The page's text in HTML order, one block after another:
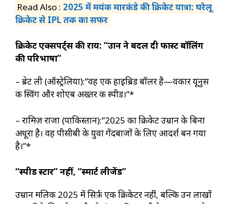
Read Also : 2025 में मयंक मारकंडे की क्रिकेट यात्रा: घरेलू
क्रिकेट से IPL तक का सफर
क्रिकेट एक्सपर्ट्स की राय: “उम्रान ने बदल दी फास्ट बॉलिंग
की परिभाषा”
– ब्रेट ली (ऑस्ट्रेलिया):”वह एक हाइब्रिड बॉलर है—वकार यूनुस
की स्विंग और शोएब अख्तर की स्पीड।”*
– रामिज़ राजा (पाकिस्तान):”2025 का क्रिकेट उम्रान के बिना
अधूरा है। वह पीसीबी के युवा गेंदबाजों के लिए आदर्श बन गया
है।”*
“स्पीड स्टार” नहीं, “स्मार्ट लीजेंड”
उम्रान मलिक 2025 में सिर्फ़ एक क्रिकेटर नहीं, बल्कि उन लाखों